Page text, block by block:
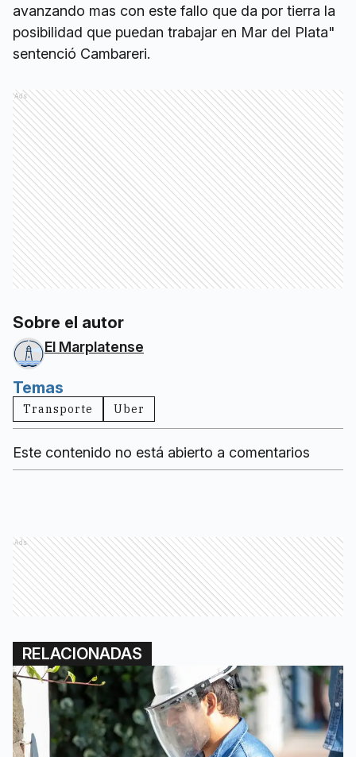
avanzando mas con este fallo que da por tierra la
posibilidad que puedan trabajar en Mar del Plata"
sentenció Cambareri.
Ads
Sobre el autor
El Marplatense
Temas
Transporte Uber
Este contenido no está abierto a comentarios
Ads
RELACIONADAS